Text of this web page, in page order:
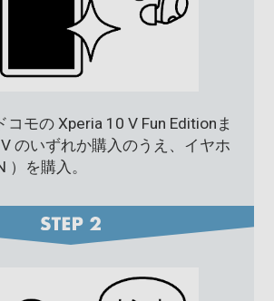
コモの Xperia 10 V Fun Editionま
のいずれか購入のうえ、イヤホ
）を購入。